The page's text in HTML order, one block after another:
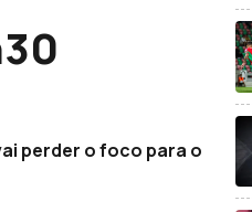
perder o foco para o